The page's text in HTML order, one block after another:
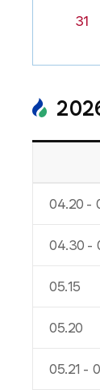
31
04.20 -
04.30 -
05.15
05.20
05.21 -